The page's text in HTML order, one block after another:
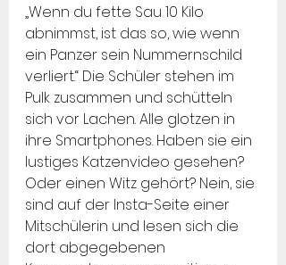
„Wenn du fette Sau 10 Kilo
abnimmst, ist das so, wie wenn
ein Panzer sein Nummernschild
verliert.“ Die Schüler stehen im
Pulk zusammen und schütteln
sich vor Lachen. Alle glotzen in
ihre Smartphones. Haben sie ein
lustiges Katzenvideo gesehen?
Oder einen Witz gehört? Nein, sie
sind auf der Insta-Seite einer
Mitschülerin und lesen sich die
dort abgegebenen